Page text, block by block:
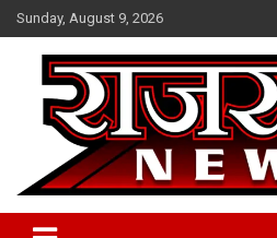
Skip
to
content
Sunday, August 9, 2026
Raj Satta News